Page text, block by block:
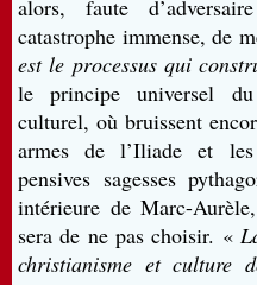
alors, faute
catastrophe immense, de
est le processus qui
le principe universel
culturel, où bruissent
armes de l’Iliade et
pensives sagesses
intérieure de Marc-
sera de ne pas choisir. «
christianisme et culture